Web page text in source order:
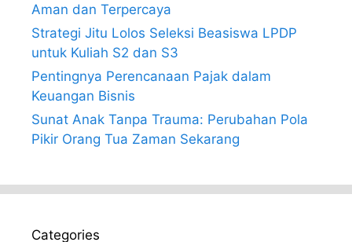
Aman dan Terpercaya
Strategi Jitu Lolos Seleksi Beasiswa LPDP
untuk Kuliah S2 dan S3
Pentingnya Perencanaan Pajak dalam
Keuangan Bisnis
Sunat Anak Tanpa Trauma: Perubahan Pola
Pikir Orang Tua Zaman Sekarang
Categories